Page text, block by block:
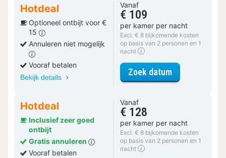
Hotdeal
Optioneel ontbijt voor €
15
Annuleren niet mogelijk
Vooraf betalen
Bekijk details
Vanaf
€ 109
per kamer per nacht
Excl. € 8 bijkomende kosten
op basis van 2 personen en 1
nacht
Zoek datumvoor Deluxe
Hotdeal
Inclusief zeer goed
ontbijt
Gratis annuleren
Vooraf betalen
Vanaf
€ 128
per kamer per nacht
Excl. € 8 bijkomende kosten
op basis van 2 personen en 1
nacht